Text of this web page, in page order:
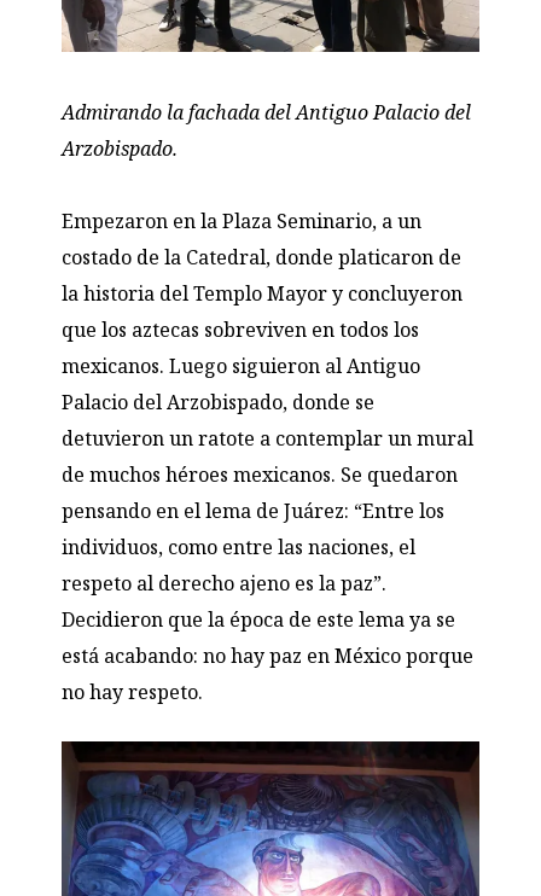
Admirando la fachada del Antiguo Palacio del
Arzobispado.
Empezaron en la Plaza Seminario, a un
costado de la Catedral, donde platicaron de
la historia del Templo Mayor y concluyeron
que los aztecas sobreviven en todos los
mexicanos. Luego siguieron al Antiguo
Palacio del Arzobispado, donde se
detuvieron un ratote a contemplar un mural
de muchos héroes mexicanos. Se quedaron
pensando en el lema de Juárez: “Entre los
individuos, como entre las naciones, el
respeto al derecho ajeno es la paz”.
Decidieron que la época de este lema ya se
está acabando: no hay paz en México porque
no hay respeto.